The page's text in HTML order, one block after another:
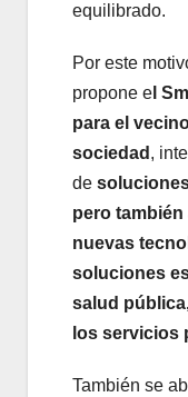
equilibrado.
Por este
propone e l
para el
sociedad ,
de
pero
nuevas
soluciones
salud
los servicios
También se